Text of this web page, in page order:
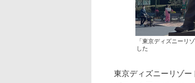
「東京ディズニーリ
した
東京ディズニーリゾー